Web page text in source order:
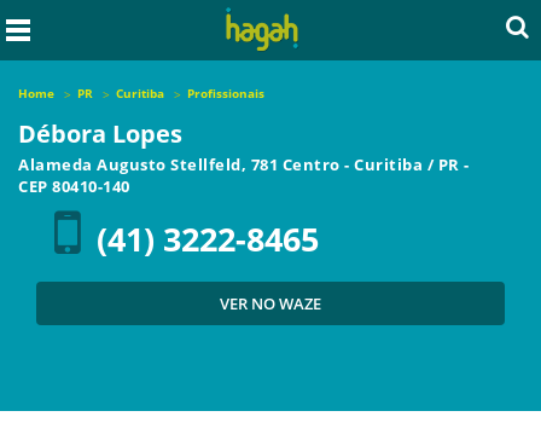
Home PR Curitiba Profissionais
Débora Lopes
Alameda Augusto Stellfeld, 781 Centro - Curitiba / PR -
CEP 80410-140
(41) 3222-8465
VER NO WAZE